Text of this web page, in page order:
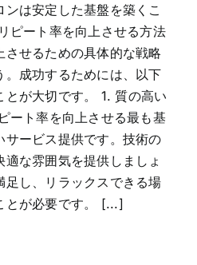
は安定した基盤を築くこ
ピート率を向上させる方法
せるための具体的な戦略
。成功するためには、以下
が大切です。 1. 質の高い
ート率を向上させる最も基
ービス提供です。技術の
な雰囲気を提供しましょ
足し、リラックスできる場
とが必要です。 [...]